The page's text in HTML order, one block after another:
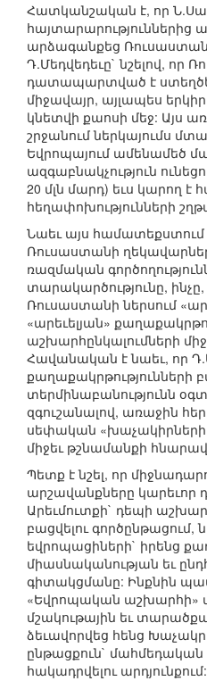
Հատկանշական է, որ
հայտարարություններից
արձագանքեց
Դ.Մեդվեդեւը` նշելով, որ
դատապարտված է
միջավայր, այլապես
կնետվի քաոսի մեջ: Այս
շրջանում ներկայումս
Եվրոպայում ամենամեծ
ազգաբնակչություն
20 մլն մարդ) եւս կարող է
հեղափոխությունների
Նաեւ այս համատեքստում
Ռուսաստանի
ռազմական
տարակարծությունը, ինչը,
Ռուսաստանի ներսում
«արեւելյան»
աշխարհընկալումների
Հավանական է նաեւ, որ
քաղաքակրթությունների
տերմինաբանությունն
զգուշանալով, առաջին
սեփական
միջեւ թշնամանքի
Պետք է նշել, որ
արշավանքները կարեւոր
Արեւմուտքի` դեպի
բացվելու գործընթացում,
եվրոպացիների` իրենց
միասնականության եւ
գիտակցմանը: Ինքնին
«Եվրոպական աշխարհի»
մշակութային եւ
ձեւավորվեց հենց
ընթացքուն`
հակադրվելու արդյունքում: